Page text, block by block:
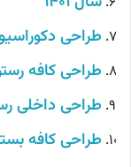
طراحی
طراحی کافه
طراحی داخلی
طراحی کافه